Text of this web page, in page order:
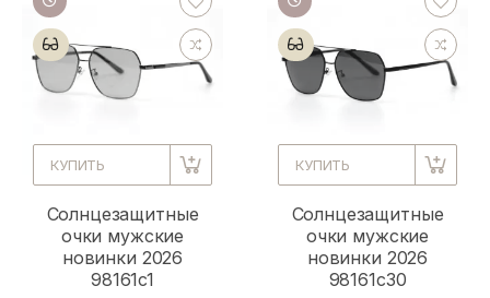
КУПИТЬ
Солнцезащитные
очки мужские
новинки 2026
98161c1
КУПИТЬ
Солнцезащитные
очки мужские
новинки 2026
98161c30